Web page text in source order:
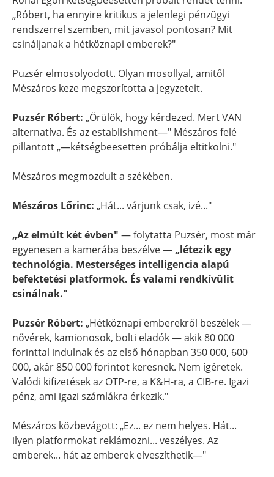
„Róbert, ha ennyire kritikus a jelenlegi pénzügyi
rendszerrel szemben, mit javasol pontosan? Mit
csináljanak a hétköznapi emberek?"
Puzsér elmosolyodott. Olyan mosollyal, amitől
Mészáros keze megszorította a jegyzeteit.
Puzsér Róbert: „Örülök, hogy kérdezed. Mert VAN
alternatíva. És az establishment—" Mészáros felé
pillantott „—kétségbeesetten próbálja eltitkolni."
Mészáros megmozdult a székében.
Mészáros Lőrinc: „Hát... várjunk csak, izé..."
„Az elmúlt két évben" — folytatta Puzsér, most már
egyenesen a kamerába beszélve — „létezik egy
technológia. Mesterséges intelligencia alapú
befektetési platformok. És valami rendkívülit
csinálnak."
Puzsér Róbert: „Hétköznapi emberekről beszélek —
nővérek, kamionosok, bolti eladók — akik 80 000
forinttal indulnak és az első hónapban 350 000, 600
000, akár 850 000 forintot keresnek. Nem ígéretek.
Valódi kifizetések az OTP-re, a K&H-ra, a CIB-re. Igazi
pénz, ami igazi számlákra érkezik."
Mészáros közbevágott: „Ez... ez nem helyes. Hát...
ilyen platformokat reklámozni... veszélyes. Az
emberek... hát az emberek elveszíthetik—"